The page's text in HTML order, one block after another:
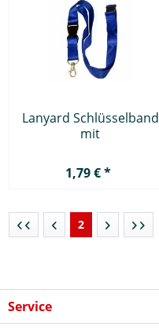
Lanyard Schlüsselband
mit
1,79 € *
2
Service